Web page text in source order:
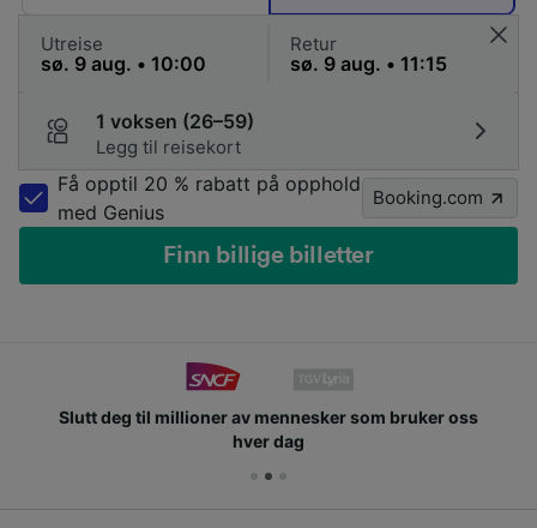
Utreise Retur
1 voksen (26–59)
Legg til reisekort
Få opptil 20 % rabatt på opphold
med Genius
Booking.com
Finn billige billetter
Slutt deg til millioner av mennesker som bruker oss
hver dag